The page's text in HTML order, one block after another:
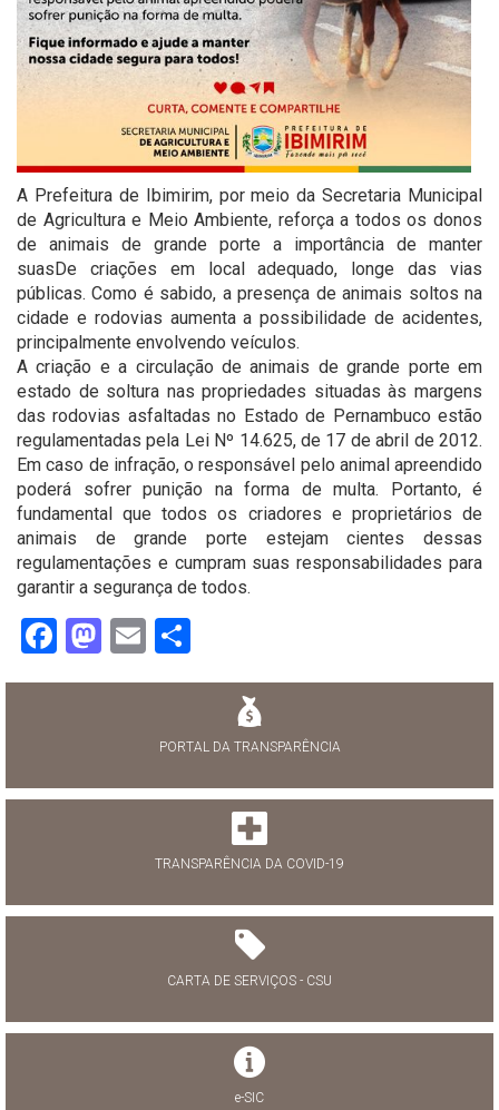
A Prefeitura de Ibimirim, por meio da Secretaria Municipal
de Agricultura e Meio Ambiente, reforça a todos os donos
de animais de grande porte a importância de manter
suasDe criações em local adequado, longe das vias
públicas. Como é sabido, a presença de animais soltos na
cidade e rodovias aumenta a possibilidade de acidentes,
principalmente envolvendo veículos.
A criação e a circulação de animais de grande porte em
estado de soltura nas propriedades situadas às margens
das rodovias asfaltadas no Estado de Pernambuco estão
regulamentadas pela Lei Nº 14.625, de 17 de abril de 2012.
Em caso de infração, o responsável pelo animal apreendido
poderá sofrer punição na forma de multa. Portanto, é
fundamental que todos os criadores e proprietários de
animais de grande porte estejam cientes dessas
regulamentações e cumpram suas responsabilidades para
garantir a segurança de todos.
Facebook
Mastodon
Email
PORTAL DA TRANSPARÊNCIA
TRANSPARÊNCIA DA COVID-19
CARTA DE SERVIÇOS - CSU
e-SIC